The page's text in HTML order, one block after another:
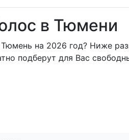
в Тюмени
на 2026 год? Ниже
подберут для Вас